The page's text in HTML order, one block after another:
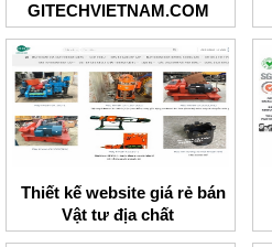
GITECHVIETNAM.COM
Thiết kế website giá rẻ bán
Vật tư địa chất